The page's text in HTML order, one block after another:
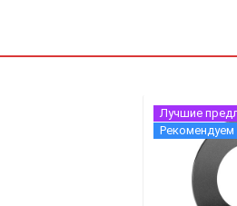
Лучшие
Рекомендуем